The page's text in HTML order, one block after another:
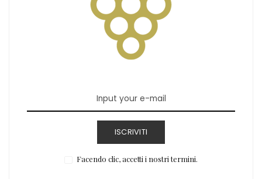
ISCRIVITI
Facendo clic, accetti i nostri termini.